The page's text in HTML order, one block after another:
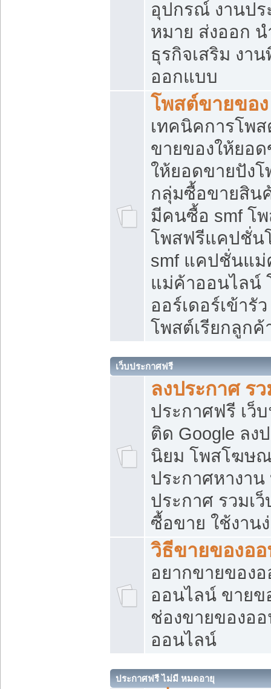
อุปกรณ์ งานป
หมาย ส่งออก น
ธุรกิจเสริม งา
ออกแบบ
โพสต์ขายของ
เทคนิคการโพ
ขายของให้ยอ
ให้ยอดขายปัง
กลุ่มซื้อขายสิน
มีคนซื้อ smf โ
โพสฟรีแคปชั่น
smf แคปชั่นแ
แม่ค้าออนไลน์
ออร์เดอร์เข้ารั
โพสต์เรียกลูกค้
เว็บประกาศฟรี
ลงประกาศ ร
ประกาศฟรี เว็
ติด Google ลง
นิยม โพสโฆษ
ประกาศหางาน
ประกาศ รวมเ
ซื้อขาย ใช้งาน
วิธีขายของอ
อยากขายของ
ออนไลน์ ขายข
ช่องขายของอ
ออนไลน์
ประกาศฟรี ไม่มี หมดอายุ